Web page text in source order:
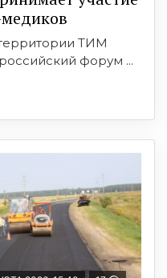
ТИМ
форум ...